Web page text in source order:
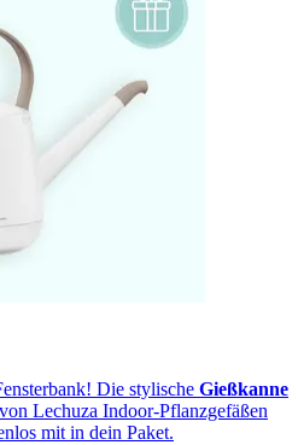
Die stylische Gießkanne
Lechuza Indoor-Pflanzgefäßen
mit in dein Paket.